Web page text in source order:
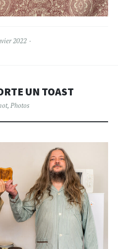
2022
UN TOAST
, Photos